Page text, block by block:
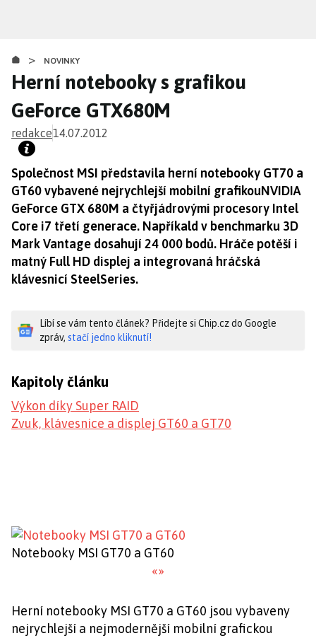
obsahu
> NOVINKY
Herní notebooky s grafikou
GeForce GTX680M
redakce14.07.2012
Společnost MSI představila herní notebooky GT70 a
GT60 vybavené nejrychlejší mobilní grafikouNVIDIA
GeForce GTX 680M a čtyřjádrovými procesory Intel
Core i7 třetí generace. Napříkald v benchmarku 3D
Mark Vantage dosahují 24 000 bodů. Hráče potěší i
matný Full HD displej a integrovaná hráčská
klávesnicí SteelSeries.
Líbí se vám tento článek? Přidejte si Chip.cz do Google
zpráv, stačí jedno kliknutí!
Kapitoly článku
Výkon díky Super RAID
Zvuk, klávesnice a displej GT60 a GT70
Notebooky MSI GT70 a GT60
«»
Herní notebooky MSI GT70 a GT60 jsou vybaveny
nejrychlejší a nejmodernější mobilní grafickou